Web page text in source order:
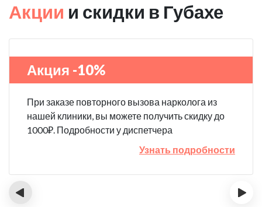
Акции и скидки в Губахе
Акция -10%
При заказе повторного вызова нарколога из
нашей клиники, вы можете получить скидку до
1000₽. Подробности у диспетчера
Узнать подробности
‹ ›